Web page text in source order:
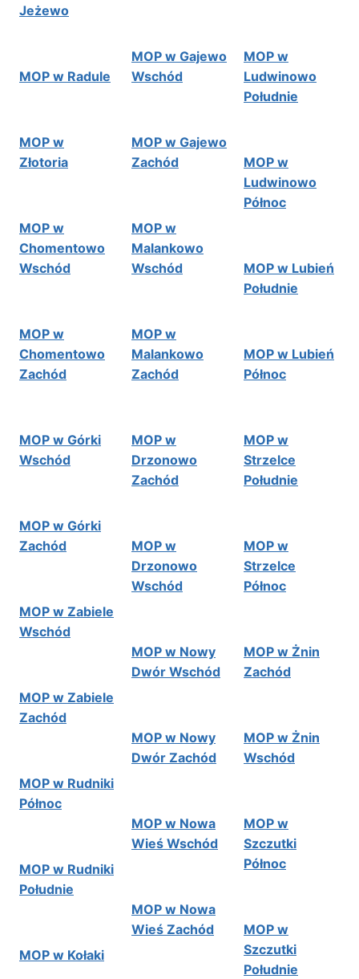
Jeżewo
MOP w Radule
MOP w
Złotoria
MOP w
Chomentowo
Wschód
MOP w
Chomentowo
Zachód
MOP w Górki
Wschód
MOP w Górki
Zachód
MOP w Zabiele
Wschód
MOP w Zabiele
Zachód
MOP w Rudniki
Północ
MOP w Rudniki
Południe
MOP w Kołaki
MOP w Gajewo
Wschód
MOP w Gajewo
Zachód
MOP w
Malankowo
Wschód
MOP w
Malankowo
Zachód
MOP w
Drzonowo
Zachód
MOP w
Drzonowo
Wschód
MOP w Nowy
Dwór Wschód
MOP w Nowy
Dwór Zachód
MOP w Nowa
Wieś Wschód
MOP w Nowa
Wieś Zachód
MOP w
Ludwinowo
Południe
MOP w
Ludwinowo
Północ
MOP w Lubień
Południe
MOP w Lubień
Północ
MOP w
Strzelce
Południe
MOP w
Strzelce
Północ
MOP w Żnin
Zachód
MOP w Żnin
Wschód
MOP w
Szczutki
Północ
MOP w
Szczutki
Południe